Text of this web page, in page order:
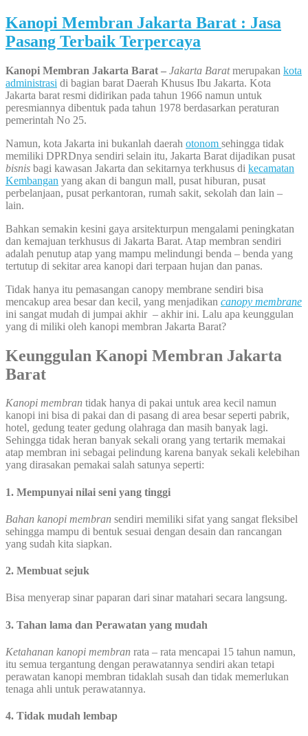
Kanopi Membran Jakarta Barat : Jasa
Pasang Terbaik Terpercaya
Kanopi Membran Jakarta Barat – Jakarta Baratmerupakan kota
administrasi di bagian barat Daerah Khusus Ibu Jakarta. Kota
Jakarta barat resmi didirikan pada tahun 1966 namun untuk
peresmiannya dibentuk pada tahun 1978 berdasarkan peraturan
pemerintah No 25.
Namun, kota Jakarta ini bukanlah daerah otonom sehingga tidak
memiliki DPRDnya sendiri selain itu, Jakarta Barat dijadikan pusat
bisnis bagi kawasan Jakarta dan sekitarnya terkhusus di kecamatan
Kembangan yang akan di bangun mall, pusat hiburan, pusat
perbelanjaan, pusat perkantoran, rumah sakit, sekolah dan lain –
lain.
Bahkan semakin kesini gaya arsitekturpun mengalami peningkatan
dan kemajuan terkhusus di Jakarta Barat. Atap membran sendiri
adalah penutup atap yang mampu melindungi benda – benda yang
tertutup di sekitar area kanopi dari terpaan hujan dan panas.
Tidak hanya itu pemasangan canopy membrane sendiri bisa
mencakup area besar dan kecil, yang menjadikan canopy membrane
ini sangat mudah di jumpai akhir – akhir ini. Lalu apa keunggulan
yang di miliki oleh kanopi membran Jakarta Barat?
Keunggulan Kanopi Membran Jakarta
Barat
Kanopi membran tidak hanya di pakai untuk area kecil namun
kanopi ini bisa di pakai dan di pasang di area besar seperti pabrik,
hotel, gedung teater gedung olahraga dan masih banyak lagi.
Sehingga tidak heran banyak sekali orang yang tertarik memakai
atap membran ini sebagai pelindung karena banyak sekali kelebihan
yang dirasakan pemakai salah satunya seperti:
1. Mempunyai nilai seni yang tinggi
Bahan kanopi membran sendiri memiliki sifat yang sangat fleksibel
sehingga mampu di bentuk sesuai dengan desain dan rancangan
yang sudah kita siapkan.
2. Membuat sejuk
Bisa menyerap sinar paparan dari sinar matahari secara langsung.
3. Tahan lama dan Perawatan yang mudah
Ketahanan kanopi membran rata – rata mencapai 15 tahun namun,
itu semua tergantung dengan perawatannya sendiri akan tetapi
perawatan kanopi membran tidaklah susah dan tidak memerlukan
tenaga ahli untuk perawatannya.
4. Tidak mudah lembap